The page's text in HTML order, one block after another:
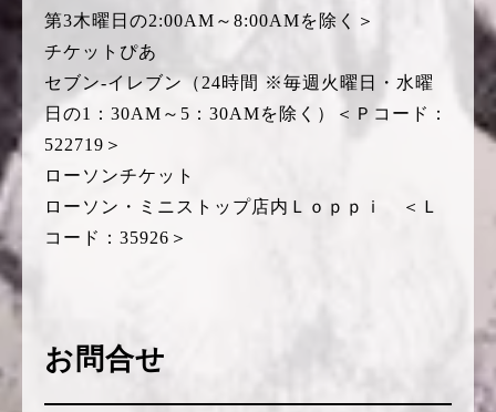
第3木曜日の2:00AM～8:00AMを除く＞
チケットぴあ
セブン-イレブン（24時間 ※毎週火曜日・水曜
日の1：30AM～5：30AMを除く）＜Ｐコード：
522719＞
ローソンチケット
ローソン・ミニストップ店内Ｌｏｐｐｉ ＜Ｌ
コード：35926＞
お問合せ